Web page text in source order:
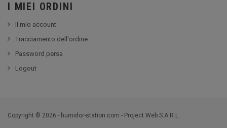
I MIEI ORDINI
Il mio account
Tracciamento dell'ordine
Password persa
Logout
Copyright © 2026 - humidor-station.com - Project Web S.A.R.L